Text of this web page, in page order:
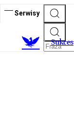
Serwisy
Sukces